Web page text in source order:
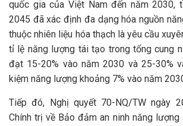
quốc gia của Việt Nam đến năm 2030,
2045 đã xác định đa dạng hóa nguồn
thuộc nhiên liệu hóa thạch là yêu cầu
tỉ lệ năng lượng tái tạo trong tổng cung
đạt 15-20% vào năm 2030 và 25-30%
kiệm năng lượng khoảng 7% vào năm
Tiếp đó, Nghị quyết 70-NQ/TW ngày
Chính trị về Bảo đảm an ninh năng